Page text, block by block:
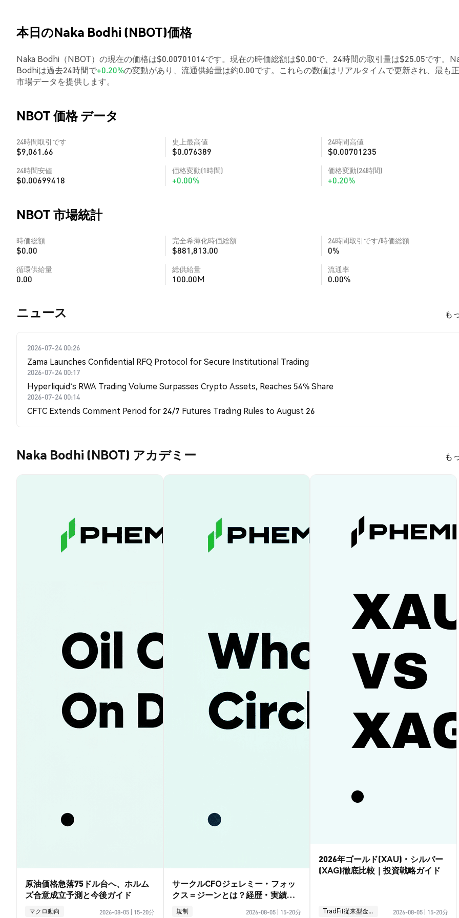
本日のNaka Bodhi (NBOT)価格
Naka Bodhi（NBOT）の現在の価格は$0.00701014です。現在の時価総額は$0.00で、24時間の取引量は$25.05です。
Bodhiは過去24時間で+0.20%の変動があり、流通供給量は約0.00です。これらの数値はリアルタイムで更新され、最も
市場データを提供します。
NBOT 価格 データ
24時間取引です
$9,061.66
史上最高値
$0.076389
24時間高値
$0.00701235
24時間安値
$0.00699418
価格変動(1時間)
+0.00%
価格変動(24時間)
+0.20%
NBOT 市場統計
時価総額
$0.00
完全希薄化時価総額
$881,813.00
24時間取引です/時価総額
0%
循環供給量
0.00
総供給量
100.00M
流通率
0.00%
​​ニュース​​ も
2026-07-24 00:26
Zama Launches Confidential RFQ Protocol for Secure Institutional Trading
2026-07-24 00:17
Hyperliquid's RWA Trading Volume Surpasses Crypto Assets, Reaches 54% Share
2026-07-24 00:14
CFTC Extends Comment Period for 24/7 Futures Trading Rules to August 26
Naka Bodhi (NBOT) アカデミー も
原油価格急落75ドル台へ、ホルム
ズ合意成立予測と今後ガイド
マクロ動向 2026-08-05 15-20分
サークルCFOジェレミー・フォッ
クス＝ジーンとは？経歴・実績ガ
イド
規制 2026-08-05 15-20分
2026年ゴールド(XAU)・シルバー
(XAG)徹底比較｜投資戦略ガイド
TradFi(従来型金融) 2026-08-05 15-20分